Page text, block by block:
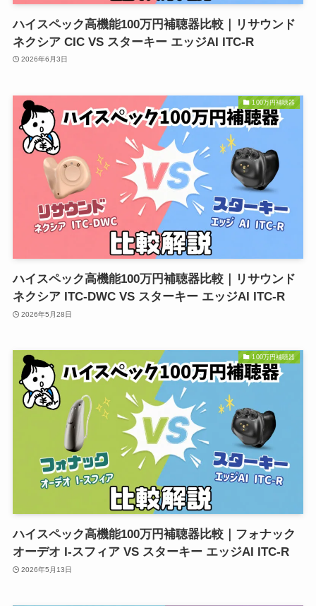
ハイスペック高機能100万円補聴器比較｜リサウンド
ネクシア CIC VS スターキー エッジAI ITC-R
2026年6月3日
100万円補聴器
ハイスペック高機能100万円補聴器比較｜リサウンド
ネクシア ITC-DWC VS スターキー エッジAI ITC-R
2026年5月28日
100万円補聴器
ハイスペック高機能100万円補聴器比較｜フォナック
オーデオ I-スフィア VS スターキー エッジAI ITC-R
2026年5月13日